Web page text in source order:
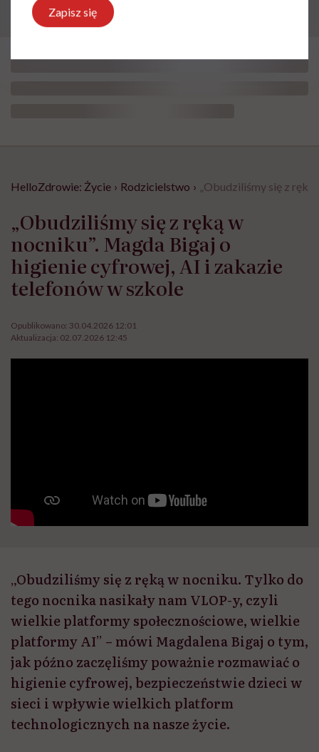
HelloZdrowie: Życie › Rodzicielstwo › „Obudziliśmy się z
„Obudziliśmy się z ręką w
nocniku”. Magda Bigaj o
higienie cyfrowej, AI i zakazie
telefonów w szkole
Opublikowano: 30.04.2026 12:01
Aktualizacja: 02.07.2026 12:45
„Obudziliśmy się z ręką w nocniku. Tylko do
tego nocnika nasikały nam VLOP-y, czyli
wielkie platformy społecznościowe, wielkie
platformy AI” – mówi Magdalena Bigaj o tym,
jak późno zaczęliśmy poważnie rozmawiać o
higienie cyfrowej, bezpieczeństwie dzieci w
sieci i wpływie wielkich platform
technologicznych na nasze życie.
Zapisz się